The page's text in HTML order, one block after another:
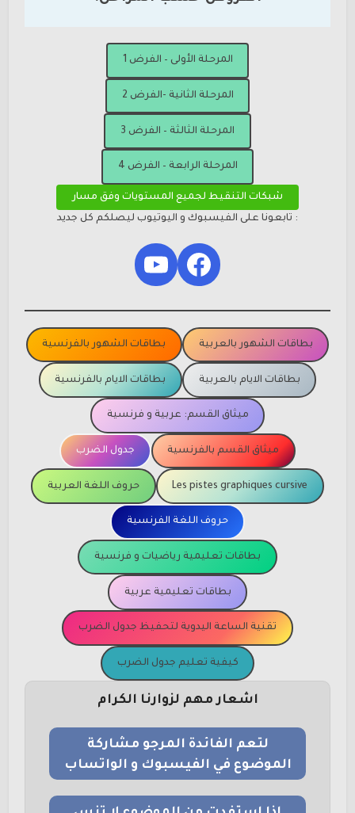
المرحلة الأولى – الفرض 1
المرحلة الثانية -الفرض 2
المرحلة الثالثة – الفرض 3
المرحلة الرابعة – الفرض 4
شبكات التنقيط لجميع المستويات وفق مسار
: تابعونا على الفيسبوك و اليوتيوب ليصلكم كل جديد
Facebook
YouTube
بطاقات الشهور بالعربية بطاقات الشهور بالفرنسية
بطاقات الايام بالعربية بطاقات الايام بالفرنسية
ميثاق القسم: عربية و فرنسية
ميثاق القسم بالفرنسية جدول الضرب
Les pistes graphiques cursive حروف اللغة العربية
حروف اللغة الفرنسية
بطاقات تعليمية رياضيات و فرنسية
بطاقات تعليمية عربية
تقنية الساعة اليدوية لتحفيظ جدول الضرب
كيفية تعليم جدول الضرب
لتعم الفائدة المرجو مشاركة
الموضوع في الفيسبوك و الواتساب
اذا استفدت من الموضوع لا تنس